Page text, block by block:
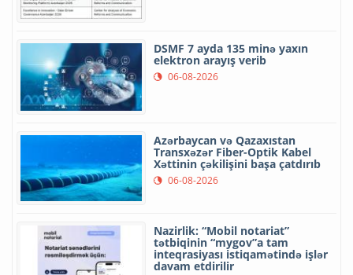
DSMF 7 ayda 135 minə yaxın
elektron arayış verib
06-08-2026
Azərbaycan və Qazaxıstan
Transxəzər Fiber-Optik Kabel
Xəttinin çəkilişini başa çatdırıb
06-08-2026
Nazirlik: “Mobil notariat”
tətbiqinin “mygov”a tam
inteqrasiyası istiqamətində işlər
davam etdirilir